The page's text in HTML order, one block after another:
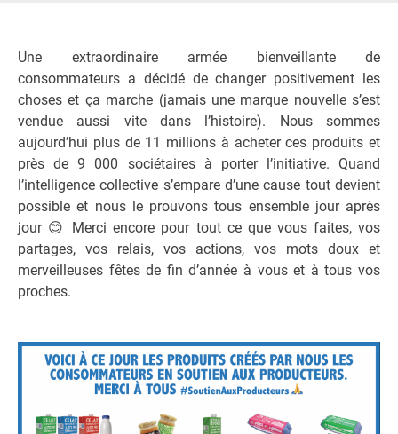
Une extraordinaire armée bienveillante de
consommateurs a décidé de changer positivement les
choses et ça marche (jamais une marque nouvelle s’est
vendue aussi vite dans l’histoire). Nous sommes
aujourd’hui plus de 11 millions à acheter ces produits et
près de 9 000 sociétaires à porter l’initiative. Quand
l’intelligence collective s’empare d’une cause tout devient
possible et nous le prouvons tous ensemble jour après
jour 😊
Merci encore pour tout ce que vous faites, vos
partages, vos relais, vos actions, vos mots doux et
merveilleuses fêtes de fin d’année à vous et à tous vos
proches.